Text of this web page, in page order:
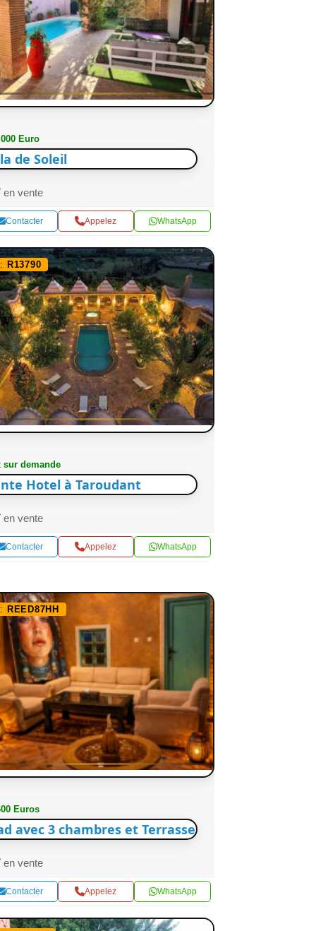
Euro
de Soleil
en vente
Contacter Appelez WhatsApp
R13790
sur demande
Hotel à Taroudant
en vente
Contacter Appelez WhatsApp
REED87HH
Euros
avec 3 chambres et Terrasse
en vente
Contacter Appelez WhatsApp